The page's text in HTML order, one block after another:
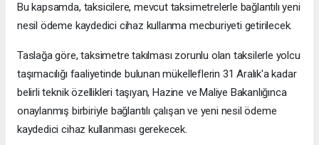
Bu kapsamda, taksicilere, mevcut taksimetrelerle bağlantılı yeni
nesil ödeme kaydedici cihaz kullanma mecburiyeti getirilecek.
Taslağa göre, taksimetre takılması zorunlu olan taksilerle yolcu
taşımacılığı faaliyetinde bulunan mükelleflerin 31 Aralık'a kadar
belirli teknik özellikleri taşıyan, Hazine ve Maliye Bakanlığınca
onaylanmış birbiriyle bağlantılı çalışan ve yeni nesil ödeme
kaydedici cihaz kullanması gerekecek.